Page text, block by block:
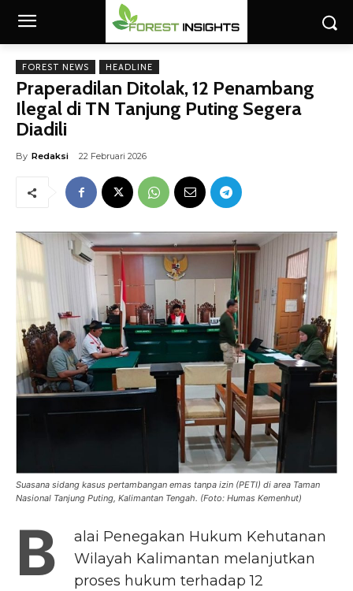
FOREST NEWS HEADLINE
Praperadilan Ditolak, 12 Penambang
Ilegal di TN Tanjung Puting Segera
Diadili
By Redaksi 22 Februari 2026
Suasana sidang kasus pertambangan emas tanpa izin (PETI) di area Taman
Nasional Tanjung Puting, Kalimantan Tengah. (Foto: Humas Kemenhut)
B
alai Penegakan Hukum Kehutanan
Wilayah Kalimantan melanjutkan
proses hukum terhadap 12